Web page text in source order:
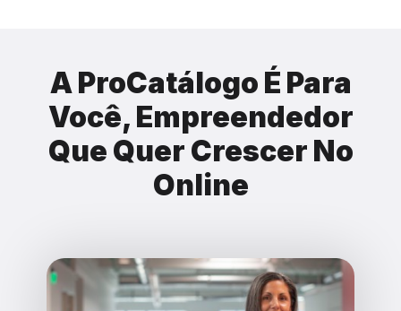
A ProCatálogo É Para
Você, Empreendedor
Que Quer Crescer No
Online